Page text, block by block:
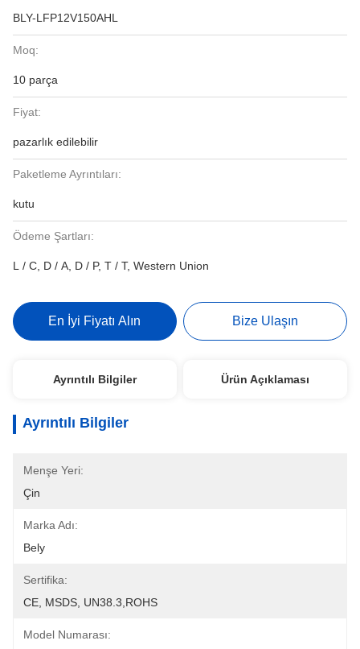
BLY-LFP12V150AHL
Moq:
10 parça
Fiyat:
pazarlık edilebilir
Paketleme Ayrıntıları:
kutu
Ödeme Şartları:
L / C, D / A, D / P, T / T, Western Union
En İyi Fiyatı Alın Bize Ulaşın
Ayrıntılı Bilgiler Ürün Açıklaması
Ayrıntılı Bilgiler
Menşe Yeri:
Çin
Marka Adı:
Bely
Sertifika:
CE, MSDS, UN38.3,ROHS
Model Numarası: